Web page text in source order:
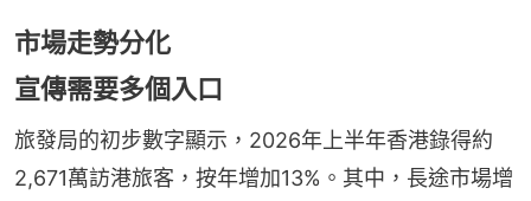
市場走勢分化
宣傳需要多個入口
旅發局的初步數字顯示，2026年上半年香港錄得約
2,671萬訪港旅客，按年增加13%。其中，長途市場增